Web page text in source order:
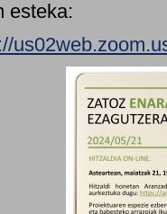
esteka: